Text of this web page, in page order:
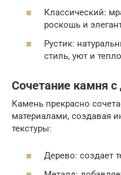
Классический:
роскошь и
Рустик:
стиль, уют и
Сочетание камня
Камень прекрасно
материалами, создавая
текстуры:
Дерево: создает